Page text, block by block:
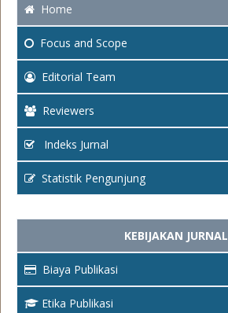
Home
Focus and Scope
Editorial Team
Reviewers
Indeks Jurnal
Statistik Pengunjung
KEBIJAKAN JURNAL
Biaya Publikasi
Etika Publikasi